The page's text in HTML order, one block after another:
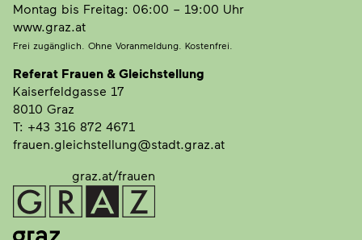
Montag bis Freitag: 06:00 – 19:00 Uhr
www.graz.at
Frei zugänglich. Ohne Voranmeldung. Kostenfrei.
Referat Frauen & Gleichstellung
Kaiserfeldgasse 17
8010 Graz
T: +43 316 872 4671
frauen.gleichstellung@stadt.graz.at
graz.at/frauen